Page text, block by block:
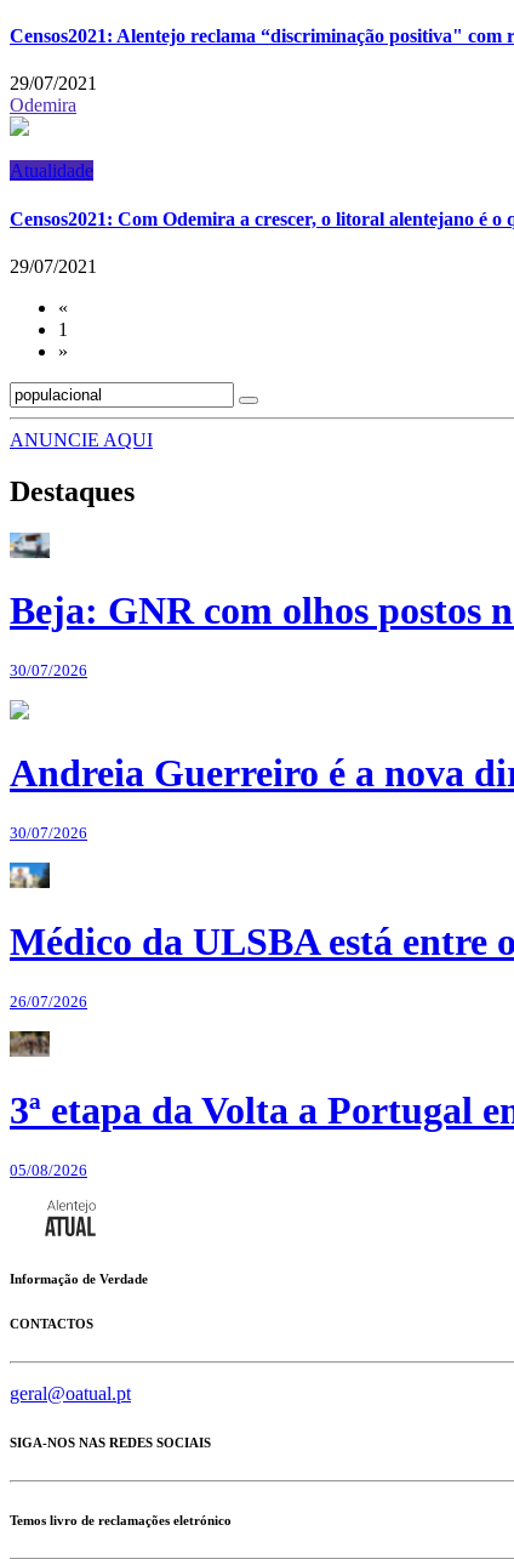
Censos2021: Alentejo reclama “discriminação positiva" com
29/07/2021
Odemira
Atualidade
Censos2021: Com Odemira a crescer, o litoral alentejano é o
29/07/2021
«
1
»
ANUNCIE AQUI
Destaques
Beja: GNR com olhos postos
30/07/2026
Andreia Guerreiro é a nova
30/07/2026
Médico da ULSBA está entre
26/07/2026
3ª etapa da Volta a Portugal
05/08/2026
Informação de Verdade
CONTACTOS
geral@oatual.pt
SIGA-NOS NAS REDES SOCIAIS
Temos livro de reclamações eletrónico